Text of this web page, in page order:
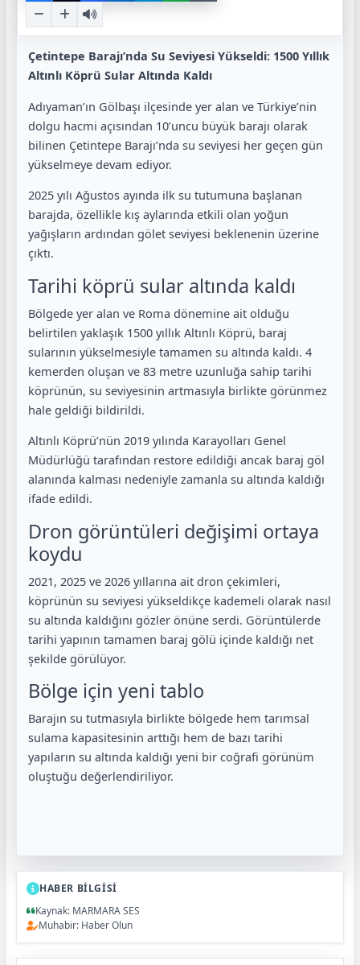
Çetintepe Barajı’nda Su Seviyesi Yükseldi: 1500 Yıllık
Altınlı Köprü Sular Altında Kaldı
Adıyaman’ın Gölbaşı ilçesinde yer alan ve Türkiye’nin
dolgu hacmi açısından 10’uncu büyük barajı olarak
bilinen Çetintepe Barajı’nda su seviyesi her geçen gün
yükselmeye devam ediyor.
2025 yılı Ağustos ayında ilk su tutumuna başlanan
barajda, özellikle kış aylarında etkili olan yoğun
yağışların ardından gölet seviyesi beklenenin üzerine
çıktı.
Tarihi köprü sular altında kaldı
Bölgede yer alan ve Roma dönemine ait olduğu
belirtilen yaklaşık 1500 yıllık Altınlı Köprü, baraj
sularının yükselmesiyle tamamen su altında kaldı. 4
kemerden oluşan ve 83 metre uzunluğa sahip tarihi
köprünün, su seviyesinin artmasıyla birlikte görünmez
hale geldiği bildirildi.
Altınlı Köprü’nün 2019 yılında Karayolları Genel
Müdürlüğü tarafından restore edildiği ancak baraj göl
alanında kalması nedeniyle zamanla su altında kaldığı
ifade edildi.
Dron görüntüleri değişimi ortaya
koydu
2021, 2025 ve 2026 yıllarına ait dron çekimleri,
köprünün su seviyesi yükseldikçe kademeli olarak nasıl
su altında kaldığını gözler önüne serdi. Görüntülerde
tarihi yapının tamamen baraj gölü içinde kaldığı net
şekilde görülüyor.
Bölge için yeni tablo
Barajın su tutmasıyla birlikte bölgede hem tarımsal
sulama kapasitesinin arttığı hem de bazı tarihi
yapıların su altında kaldığı yeni bir coğrafi görünüm
oluştuğu değerlendiriliyor.
HABER BİLGİSİ
Kaynak: MARMARA SES
Muhabir: Haber Olun